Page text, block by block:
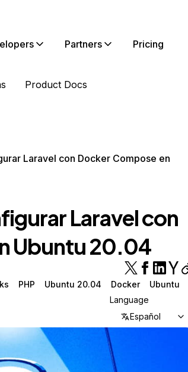
Partners Pricing
Product Docs
Laravel con Docker Compose en
Laravel con
Ubuntu 20.04
PHP Ubuntu 20.04 Docker Ubuntu
Language
Español